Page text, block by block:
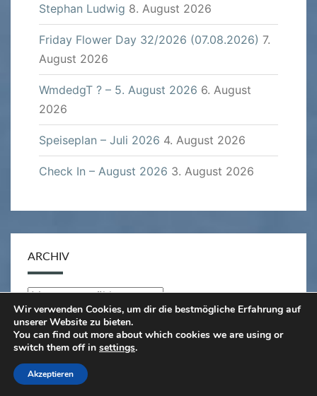
Stephan Ludwig 8. August 2026
Friday Flower Day 32/2026 (07.08.2026) 7.
August 2026
WmdedgT ? – 5. August 2026 6. August
2026
Speiseplan – Juli 2026 4. August 2026
Check In – August 2026 3. August 2026
ARCHIV
Archiv
© 2026|Stolz präsentiert von
Wir verwenden Cookies, um dir die bestmögliche Erfahrung auf
unserer Website zu bieten.
You can find out more about which cookies we are using or
switch them off in settings.
Akzeptieren